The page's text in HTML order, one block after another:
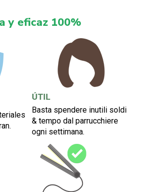
y eficaz 100%
ÚTIL
Basta spendere inutili soldi
& tempo dal parrucchiere
ogni settimana.